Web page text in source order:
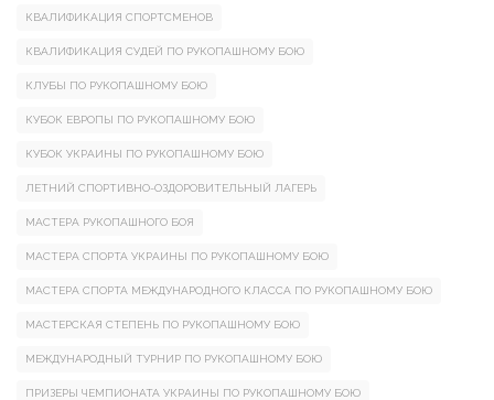
КВАЛИФИКАЦИЯ СПОРТСМЕНОВ
КВАЛИФИКАЦИЯ СУДЕЙ ПО РУКОПАШНОМУ БОЮ
КЛУБЫ ПО РУКОПАШНОМУ БОЮ
КУБОК ЕВРОПЫ ПО РУКОПАШНОМУ БОЮ
КУБОК УКРАИНЫ ПО РУКОПАШНОМУ БОЮ
ЛЕТНИЙ СПОРТИВНО-ОЗДОРОВИТЕЛЬНЫЙ ЛАГЕРЬ
МАСТЕРА РУКОПАШНОГО БОЯ
МАСТЕРА СПОРТА УКРАИНЫ ПО РУКОПАШНОМУ БОЮ
МАСТЕРА СПОРТА МЕЖДУНАРОДНОГО КЛАССА ПО РУКОПАШНОМУ БОЮ
МАСТЕРСКАЯ СТЕПЕНЬ ПО РУКОПАШНОМУ БОЮ
МЕЖДУНАРОДНЫЙ ТУРНИР ПО РУКОПАШНОМУ БОЮ
ПРИЗЕРЫ ЧЕМПИОНАТА УКРАИНЫ ПО РУКОПАШНОМУ БОЮ